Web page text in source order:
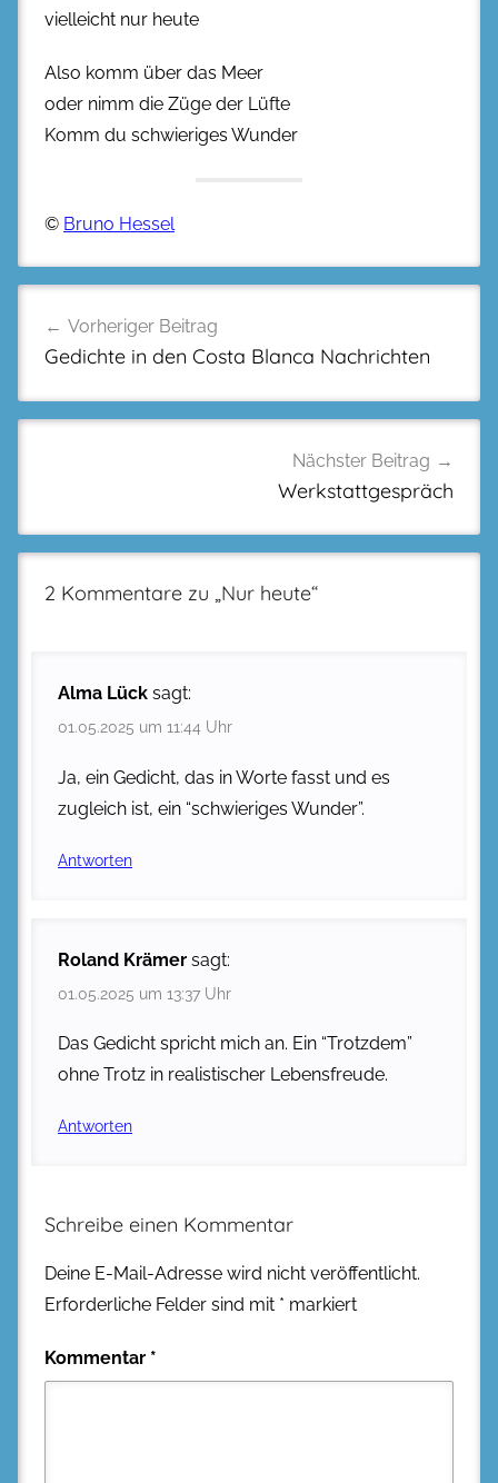
vielleicht nur heute
Also komm über das Meer
oder nimm die Züge der Lüfte
Komm du schwieriges Wunder
© Bruno Hessel
Vorheriger Beitrag
Gedichte in den Costa Blanca Nachrichten
Nächster Beitrag
Werkstattgespräch
2 Kommentare zu „Nur heute“
Alma Lück sagt:
01.05.2025 um 11:44 Uhr
Ja, ein Gedicht, das in Worte fasst und es
zugleich ist, ein “schwieriges Wunder”.
Antworten
Roland Krämer sagt:
01.05.2025 um 13:37 Uhr
Das Gedicht spricht mich an. Ein “Trotzdem”
ohne Trotz in realistischer Lebensfreude.
Antworten
Schreibe einen Kommentar
Deine E-Mail-Adresse wird nicht veröffentlicht.
Erforderliche Felder sind mit * markiert
Kommentar *